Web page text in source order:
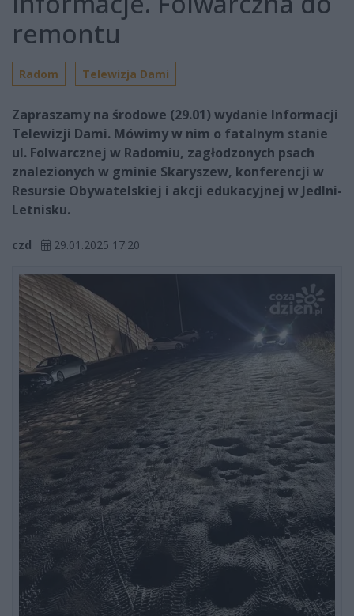
remontu
Radom Telewizja Dami
Zapraszamy na środowe (29.01) wydanie Informacji
Telewizji Dami. Mówimy w nim o fatalnym stanie
ul. Folwarcznej w Radomiu, zagłodzonych psach
znalezionych w gminie Skaryszew, konferencji w
Resursie Obywatelskiej i akcji edukacyjnej w Jedlni-
Letnisku.
czd 29.01.2025 17:20